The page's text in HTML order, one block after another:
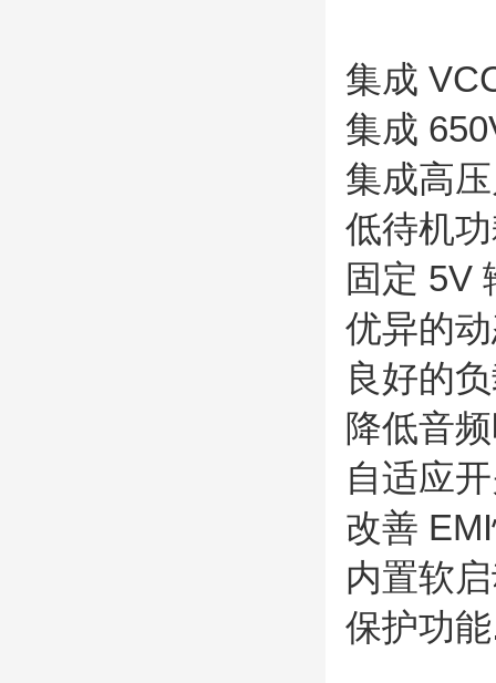
集成
集成
集成高
低待机
固定 5V
优异的
良好的
降低音
自适应
改善
内置软
保护功